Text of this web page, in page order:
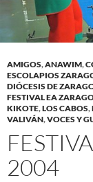
AMIGOS,ANAWIM,
ESCOLAPIOS
DIÓCESIS DE
FESTIVAL EA
KIKOTE,LOS CABOS,
VALIVÁN,VOCES Y
2004